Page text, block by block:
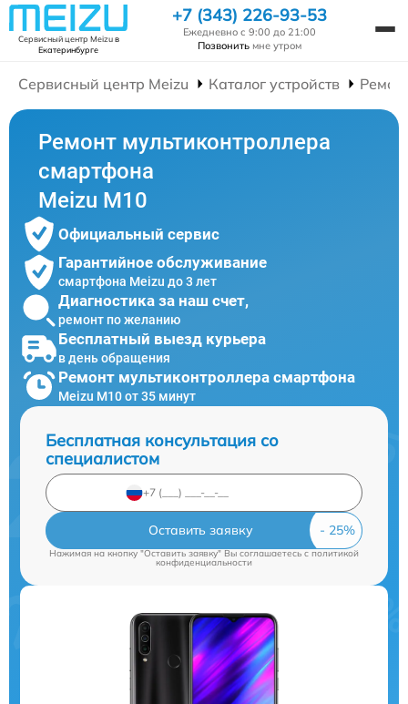
Сервисный центр Meizuв
Екатеринбурге
+7 (343) 226-93-53
Ежедневно с 9:00 до 21:00
Позвонить мне утром
Сервисный центр Meizu Каталог устройств
Ремонт мультиконтроллера
смартфона
Meizu M10
Официальный сервис
Гарантийное обслуживание
смартфона Meizu до 3 лет
Диагностика за наш счет,
ремонт по желанию
Бесплатный выезд курьера
в день обращения
Ремонт мультиконтроллера смартфона
Meizu M10 от 35 минут
Бесплатная консультация со
специалистом
Оставить заявку
Нажимая на кнопку "Оставить заявку" Вы соглашаетесь cполитикой
конфиденциальности